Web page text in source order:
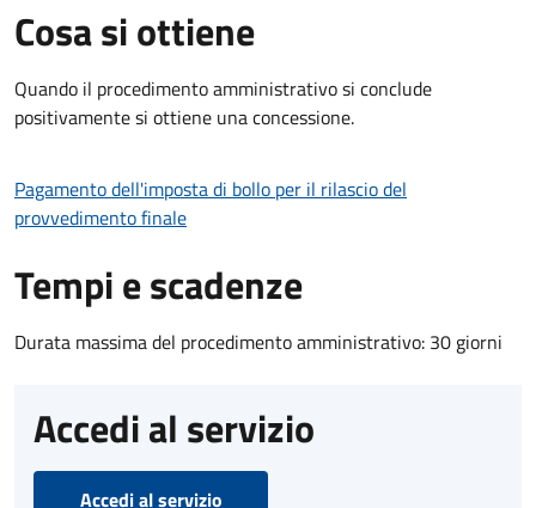
Cosa si ottiene
Quando il procedimento amministrativo si conclude
positivamente si ottiene una concessione.
Pagamento dell'imposta di bollo per il rilascio del
provvedimento finale
Tempi e scadenze
Durata massima del procedimento amministrativo: 30 giorni
Accedi al servizio
Accedi al servizio